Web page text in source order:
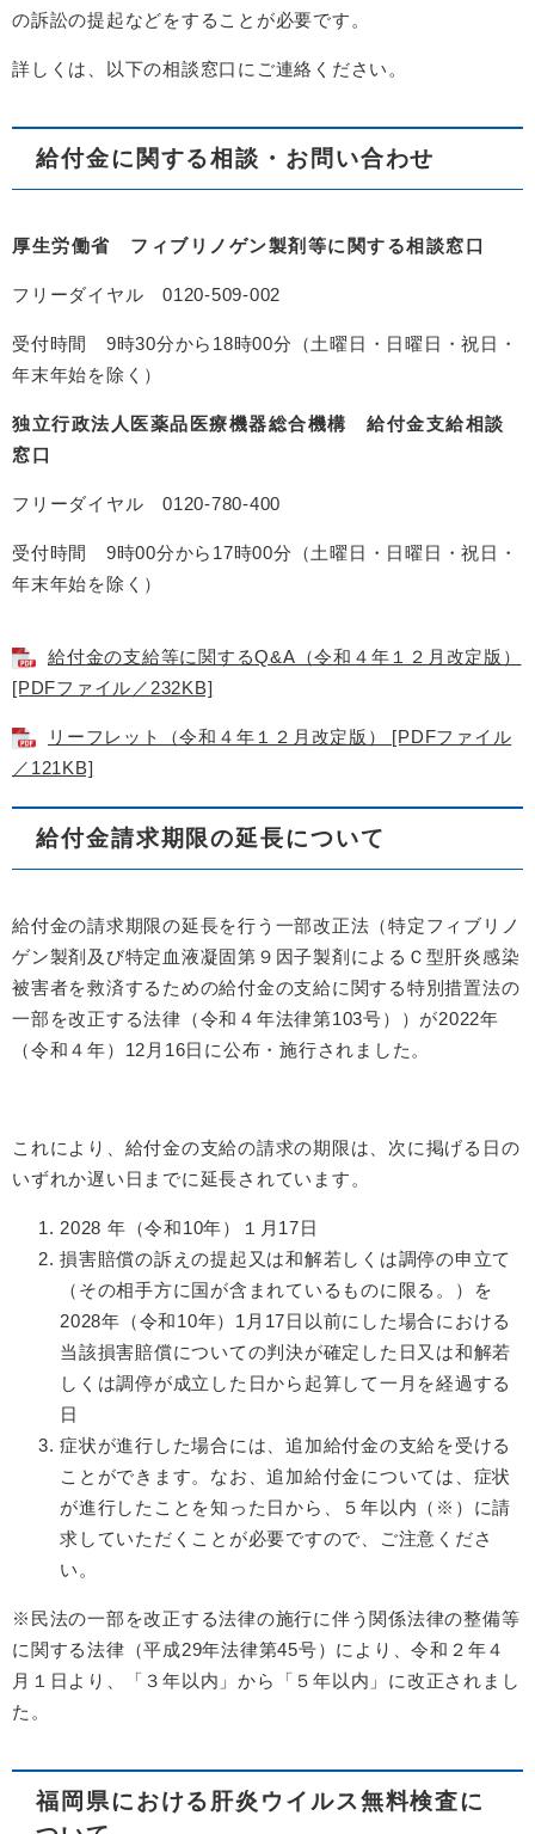
の訴訟の提起などをすることが必要です。
詳しくは、以下の相談窓口にご連絡ください。
給付金に関する相談・お問い合わせ
厚生労働省 フィブリノゲン製剤等に関する相談窓口
フリーダイヤル 0120-509-002
受付時間 9時30分から18時00分（土曜日・日曜日・祝日・
年末年始を除く）
独立行政法人医薬品医療機器総合機構 給付金支給相談
窓口
フリーダイヤル 0120-780-400
受付時間 9時00分から17時00分（土曜日・日曜日・祝日・
年末年始を除く）
給付金の支給等に関するQ&A（令和４年１２月改定版）
[PDFファイル／232KB]
リーフレット（令和４年１２月改定版） [PDFファイル
／121KB]
給付金請求期限の延長について
給付金の請求期限の延長を行う一部改正法（特定フィブリノ
ゲン製剤及び特定血液凝固第９因子製剤によるＣ型肝炎感染
被害者を救済するための給付金の支給に関する特別措置法の
一部を改正する法律（令和４年法律第103号））が2022年
（令和４年）12月16日に公布・施行されました。
これにより、給付金の支給の請求の期限は、次に掲げる日の
いずれか遅い日までに延長されています。
2028 年（令和10年）１月17日
損害賠償の訴えの提起又は和解若しくは調停の申立て
（その相手方に国が含まれているものに限る。）を
2028年（令和10年）1月17日以前にした場合における
当該損害賠償についての判決が確定した日又は和解若
しくは調停が成立した日から起算して一月を経過する
日
症状が進行した場合には、追加給付金の支給を受ける
ことができます。なお、追加給付金については、症状
が進行したことを知った日から、５年以内（※）に請
求していただくことが必要ですので、ご注意くださ
い。
※民法の一部を改正する法律の施行に伴う関係法律の整備等
に関する法律（平成29年法律第45号）により、令和２年４
月１日より、「３年以内」から「５年以内」に改正されまし
た。
福岡県における肝炎ウイルス無料検査に